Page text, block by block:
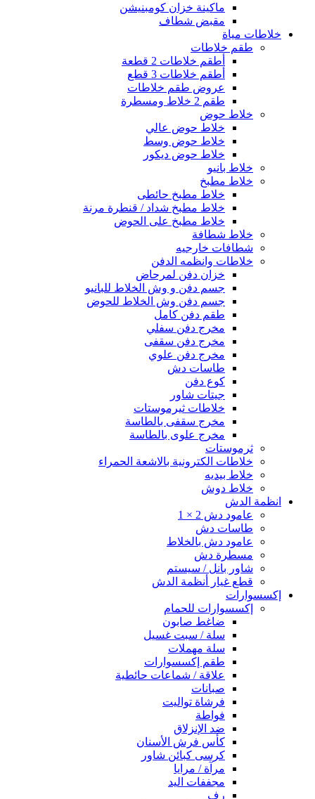
ماكينة خزان كومبنيشن
مقبض شطاف
خلاطات مياة
طقم خلاطات
أطقم خلاطات 2 قطعة
أطقم خلاطات 3 قطع
عروض طقم خلاطات
طقم 2 خلاط ومسطرة
خلاط حوض
خلاط حوض عالي
خلاط حوض وسط
خلاط حوض ديكور
خلاط بانيو
خلاط مطبخ
خلاط مطبخ حائطى
خلاط مطبخ شداد / قنطرة مرنة
خلاط مطبخ على الحوض
خلاط شطافة
شطافات خارجيه
خلاطات وانظمه الدفن
خزان دفن لمرحاض
جسم دفن و وش الخلاط للبانيو
جسم دفن وش الخلاط للحوض
طقم دفن كامل
مخرج دفن سفلي
مخرج دفن سقفى
مخرج دفن علوي
طاسات دش
كوع دفن
جيتات شاور
خلاطات ثيرموستات
مخرج سقفى بالطاسة
مخرج علوى بالطاسة
ثرموستات
خلاطات الكترونية بالاشعة الحمراء
خلاط بيديه
خلاط دوش
انظمة الدش
عامود دش 2 × 1
طاسات دش
عامود دش بالخلاط
مسطرة دش
شاور بانل / سيستم
قطع غيار أنظمة الدش
إكسسوارات
إكسسوارات للحمام
ضاغط صابون
سلة / سبت غسيل
سلة مهملات
طقم إكسسوارات
علاقة / شماعات حائطية
صبانات
فرشاة تواليت
فواطة
ضد الإنزلاق
كأس فرش الأسنان
كرسى كبائن شاور
مرآة / مرايا
مجففات اليد
رف